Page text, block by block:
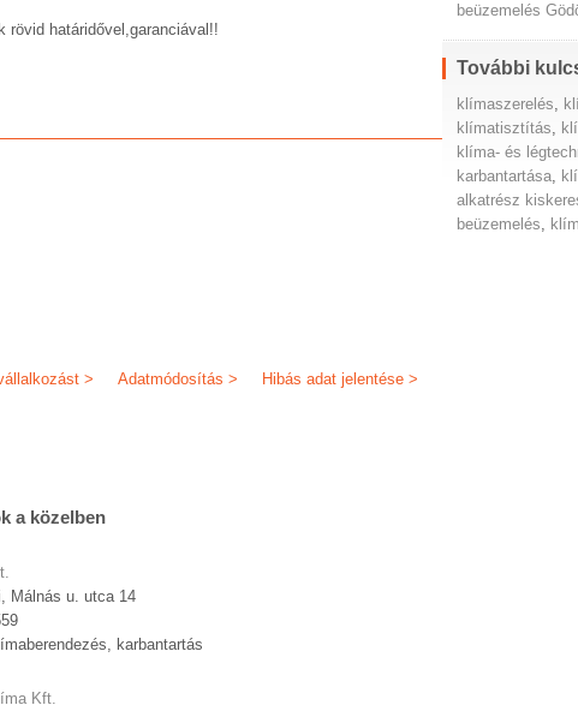
határidővel,garanciával!!
Hibás adat jelentése >
Adatmódosítás >
>
a közelben
Málnás u. utca 14
karbantartás
Kft.
beüzemelés
További
klímaszerelés,
klímatisztítás,
klíma- és
karbantartása,
alkatrész
beüzemelés,